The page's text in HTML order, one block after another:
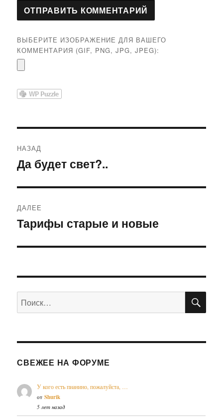
ВЫБЕРИТЕ ИЗОБРАЖЕНИЕ ДЛЯ ВАШЕГО
КОММЕНТАРИЯ (GIF, PNG, JPG, JPEG):
по
НАЗАД
Предыдущая
Да будет свет?..
ДАЛЕЕ
Следующая
Тарифы старые и новые
Искать:
СВЕЖЕЕ НА ФОРУМЕ
У кого есть пианино, пожалуйста, …
отShurik
5 лет назад